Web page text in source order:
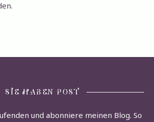
SIE HABEN POST
und abonniere meinen Blog. So